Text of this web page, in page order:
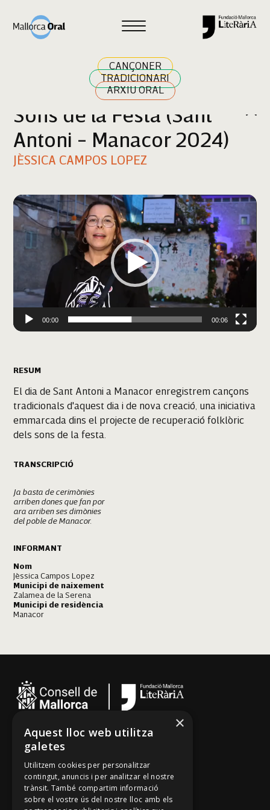
CANÇONER
TRADICIONARI
ARXIU ORAL
Cercar
Sons de la Festa (Sant
Antoni - Manacor 2024)
JÈSSICA CAMPOS LOPEZ
Reproductor
de
vídeo
00:00 00:06
RESUM
El dia de Sant Antoni a Manacor enregistrem cançons
tradicionals d'aquest dia i de nova creació, una iniciativa
emmarcada dins el projecte de recuperació folklòric
dels sons de la festa.
TRANSCRIPCIÓ
Ja basta de cerimònies
arriben dones que fan por
ara arriben ses dimònies
del poble de Manacor.
INFORMANT
Nom
Jèssica Campos Lopez
Municipi de naixement
Zalamea de la Serena
Municipi de residència
Manacor
Cançoner
Tradicionari
Arxiu Oral
Contacte
×
Aquest lloc web utilitza
galetes
Utilitzem cookies per personalitzar
contingut, anuncis i per analitzar el nostre
trànsit. També compartim informació
sobre el vostre ús del nostre lloc amb els